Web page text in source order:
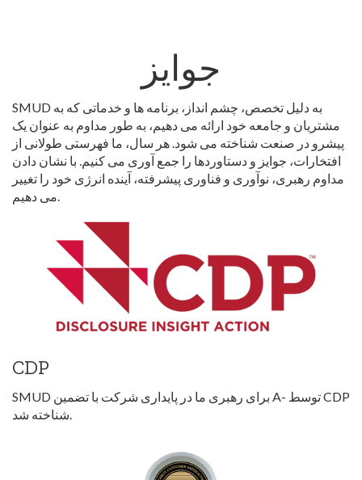
جوایز
SMUD به دلیل تخصص، چشم انداز، برنامه ها و خدماتی که به
مشتریان و جامعه خود ارائه می دهیم، به طور مداوم به عنوان یک
پیشرو در صنعت شناخته می شود. هر سال، ما فهرستی طولانی از
افتخارات، جوایز و دستاوردها را جمع آوری می کنیم. با نشان دادن
مداوم رهبری، نوآوری و فناوری پیشرفته، آینده انرژی خود را تغییر
می دهیم.
CDP
SMUD برای رهبری ما در پایداری شرکت با تضمین A- توسط CDP
شناخته شد.